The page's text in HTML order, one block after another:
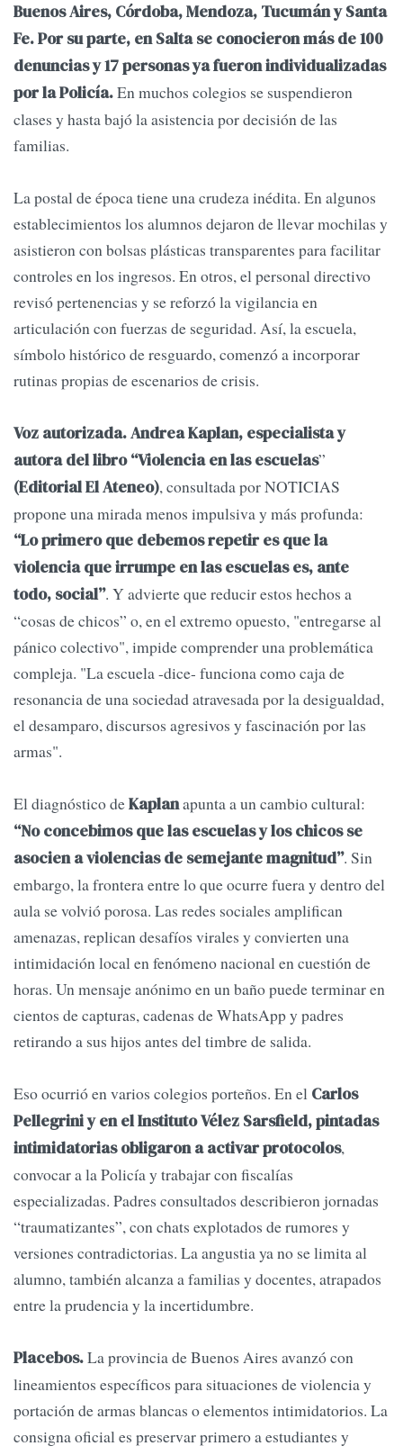
Buenos Aires, Córdoba, Mendoza, Tucumán y Santa
Fe. Por su parte, en Salta se conocieron más de 100
denuncias y 17 personas ya fueron individualizadas
por la Policía.En muchos colegios se suspendieron
clases y hasta bajó la asistencia por decisión de las
familias.
La postal de época tiene una crudeza inédita. En algunos
establecimientos los alumnos dejaron de llevar mochilas y
asistieron con bolsas plásticas transparentes para facilitar
controles en los ingresos. En otros, el personal directivo
revisó pertenencias y se reforzó la vigilancia en
articulación con fuerzas de seguridad. Así, la escuela,
símbolo histórico de resguardo, comenzó a incorporar
rutinas propias de escenarios de crisis.
Voz autorizada. Andrea Kaplan, especialista y
autora del libro “Violencia en las escuelas”
(Editorial El Ateneo), consultada por NOTICIAS
propone una mirada menos impulsiva y más profunda:
“Lo primero que debemos repetir es que la
violencia que irrumpe en las escuelas es, ante
todo, social”. Y advierte que reducir estos hechos a
“cosas de chicos” o, en el extremo opuesto, "entregarse al
pánico colectivo", impide comprender una problemática
compleja. "La escuela -dice- funciona como caja de
resonancia de una sociedad atravesada por la desigualdad,
el desamparo, discursos agresivos y fascinación por las
armas".
El diagnóstico deKaplanapunta a un cambio cultural:
“No concebimos que las escuelas y los chicos se
asocien a violencias de semejante magnitud”. Sin
embargo, la frontera entre lo que ocurre fuera y dentro del
aula se volvió porosa. Las redes sociales amplifican
amenazas, replican desafíos virales y convierten una
intimidación local en fenómeno nacional en cuestión de
horas. Un mensaje anónimo en un baño puede terminar en
cientos de capturas, cadenas de WhatsApp y padres
retirando a sus hijos antes del timbre de salida.
Eso ocurrió en varios colegios porteños. En el Carlos
Pellegrini y en el Instituto Vélez Sarsfield, pintadas
intimidatorias obligaron a activar protocolos,
convocar a la Policía y trabajar con fiscalías
especializadas. Padres consultados describieron jornadas
“traumatizantes”, con chats explotados de rumores y
versiones contradictorias. La angustia ya no se limita al
alumno, también alcanza a familias y docentes, atrapados
entre la prudencia y la incertidumbre.
Placebos.La provincia de Buenos Aires avanzó con
lineamientos específicos para situaciones de violencia y
portación de armas blancas o elementos intimidatorios. La
consigna oficial es preservar primero a estudiantes y